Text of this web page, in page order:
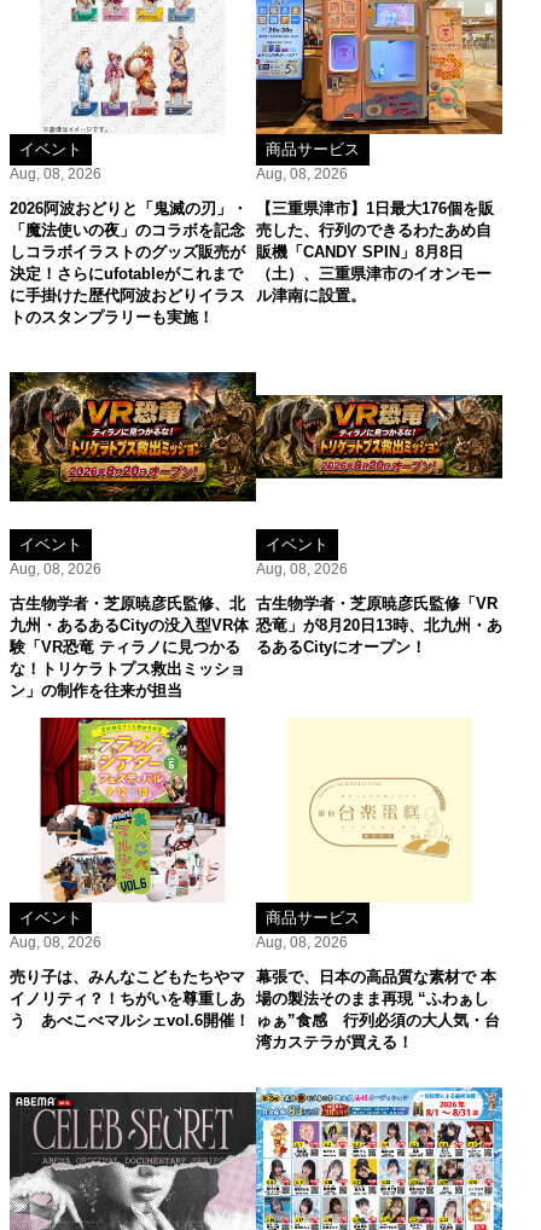
イベント
Aug, 08, 2026
2026阿波おどりと「鬼滅の刃」・
「魔法使いの夜」のコラボを記念
しコラボイラストのグッズ販売が
決定！さらにufotableがこれまで
に手掛けた歴代阿波おどりイラス
トのスタンプラリーも実施！
商品サービス
Aug, 08, 2026
【三重県津市】1日最大176個を販
売した、行列のできるわたあめ自
販機「CANDY SPIN」8月8日
（土）、三重県津市のイオンモー
ル津南に設置。
イベント
Aug, 08, 2026
古生物学者・芝原暁彦氏監修、北
九州・あるあるCityの没入型VR体
験「VR恐竜 ティラノに見つかる
な！トリケラトプス救出ミッショ
ン」の制作を往来が担当
イベント
Aug, 08, 2026
古生物学者・芝原暁彦氏監修「VR
恐竜」が8月20日13時、北九州・あ
るあるCityにオープン！
イベント
Aug, 08, 2026
売り子は、みんなこどもたちやマ
イノリティ？！ちがいを尊重しあ
う あべこべマルシェvol.6開催！
商品サービス
Aug, 08, 2026
幕張で、日本の高品質な素材で 本
場の製法そのまま再現 “ふわぁし
ゅぁ”食感 行列必須の大人気・台
湾カステラが買える！